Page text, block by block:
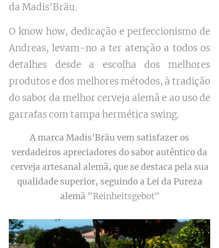
da Madis'Bräu.
O know how, dedicação e perfeccionismo de
Andreas, levam-no a ter atenção a todos os
detalhes desde a escolha dos melhores
produtos e dos melhores métodos, à tradição
do sabor da melhor cerveja alemã e ao uso de
garrafas com tampa hermética swing.
A marca Madis'Bräu vem satisfazer os
verdadeiros apreciadores do sabor autêntico da
cerveja artesanal alemã, que se destaca pela sua
qualidade superior, seguindo a Lei da Pureza
alemã "Reinheitsgebot"